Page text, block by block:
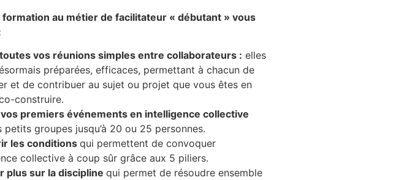
formation au métier de facilitateur « débutant » vous
vos réunions simples entre collaborateurs : elles
préparées, efficaces, permettant à chacun de
et de contribuer au sujet ou projet que vous êtes en
construire.
premiers événements en intelligence collective
petits groupes jusqu’à 20 ou 25 personnes.
les conditions qui permettent de convoquer
collective à coup sûr grâce aux 5 piliers.
plus sur la discipline qui permet de résoudre ensemble